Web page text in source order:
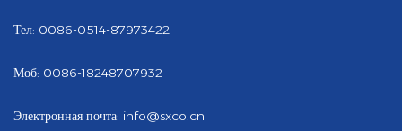
Тел: 0086-0514-87973422
Моб: 0086-18248707932
Электронная почта: info@sxco.cn